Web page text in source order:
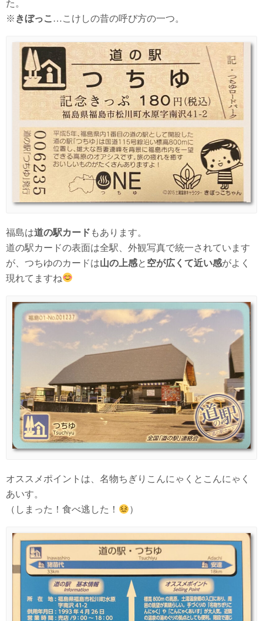
た。
※ きぼっこ …こけしの昔の呼び方の一つ。
福島は道の駅カード もあります。
道の駅カードの表面は全駅、外観写真で統一されています
が、つちゆのカードは山の上感と 空が広くて近い感がよく
現れてますね
オススメポイントは、名物ちぎりこんにゃくとこんにゃく
あいす。
（しまった！食べ逃した！
）